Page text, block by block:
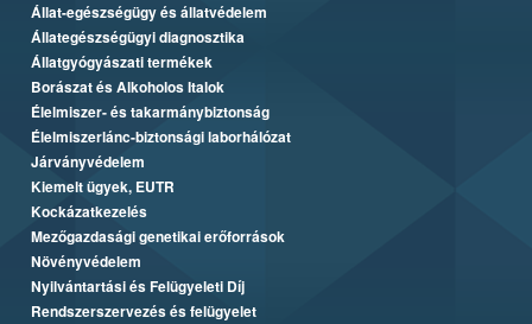
Állat-egészségügy és állatvédelem
Állategészségügyi diagnosztika
Állatgyógyászati termékek
Borászat és Alkoholos Italok
Élelmiszer- és takarmánybiztonság
Élelmiszerlánc-biztonsági laborhálózat
Járványvédelem
Kiemelt ügyek, EUTR
Kockázatkezelés
Mezőgazdasági genetikai erőforrások
Növényvédelem
Nyilvántartási és Felügyeleti Díj
Rendszerszervezés és felügyelet